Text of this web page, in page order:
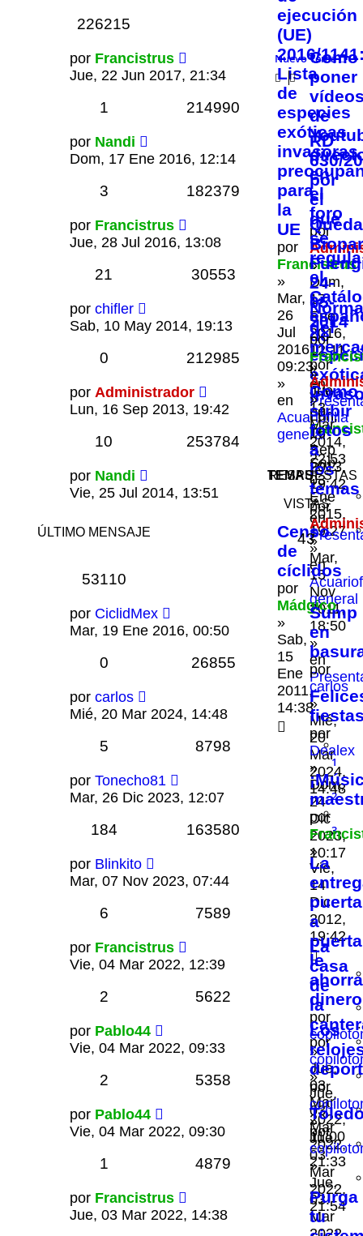
ejecución
(UE)
2016/
Lista
de
especies
exóticas
invasoras
para
la
UE
por
Francistrus
»
Mar,
26
Jul
2016,
09:23
»
en
Acuariofilia
general
226215
por Francistrus
Jue, 22 Jun 2017, 21:34
Como
poner
de
en
el
foro
por
»
Dom,
17
Ene
2016,
12:11
»
en
1 214990
por Nandi
Dom, 17 Ene 2016, 12:14
RD
630/
por
el
que
se
regula
el
de
por
»
Sab,
03
Ene
2015,
19:27
»
en
general
3 182379
por Francistrus
Jue, 28 Jul 2016, 13:08
24-
05-
2014
por
»
Jue,
13
Mar
2014,
22:53
21 30553
por chifler
Sab, 10 May 2014, 19:13
del
por
»
Lun,
16
Sep
2013,
19:42
»
en
0 212985
por Administrador
Lun, 16 Sep 2013, 19:42
Como
subir
fotos
a
los
temas
por
»
Mar,
15
Nov
2011,
18:50
»
en
10 253784
por Nandi
Vie, 25 Jul 2014, 13:51
TEMAS
RESPUESTAS
VISTAS
ÚLTIMO MENSAJE
Censo
de
cíclidos
por
Mádgico
»
Sab,
15
Ene
2011,
14:38
1
2
3
43
53110
por CiclidMex
Mar, 19 Ene 2016, 00:50
Sump
en
por
carlos
»
Mié,
20
Mar
2024,
14:48
0 26855
por carlos
Mié, 20 Mar 2024, 14:48
por
Dealex
»
Dom,
24
Dic
2023,
10:17
5 8798
por Tonecho81
Mar, 26 Dic 2023, 12:07
por
»
Vie,
14
Dic
2012,
19:42
184 163580
por Blinkito
Mar, 07 Nov 2023, 07:44
La
puerta
a
puerta
le
ahorra
dinero
por
»
Jue,
03
Mar
2022,
11:00
6 7589
por Francistrus
Vie, 04 Mar 2022, 12:39
La
casa
de
la
por
»
Jue,
03
Mar
2022,
21:33
2 5622
por Pablo44
Vie, 04 Mar 2022, 09:33
Los
por
»
Jue,
03
Mar
2022,
21:54
2 5358
por Pablo44
Vie, 04 Mar 2022, 09:30
por
»
Jue,
03
Mar
1 4879
por Francistrus
Jue, 03 Mar 2022, 14:38
Purga
tu
Nuevo Tema